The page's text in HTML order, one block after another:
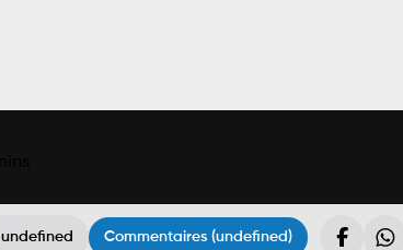
undefined Commentaires (undefined)